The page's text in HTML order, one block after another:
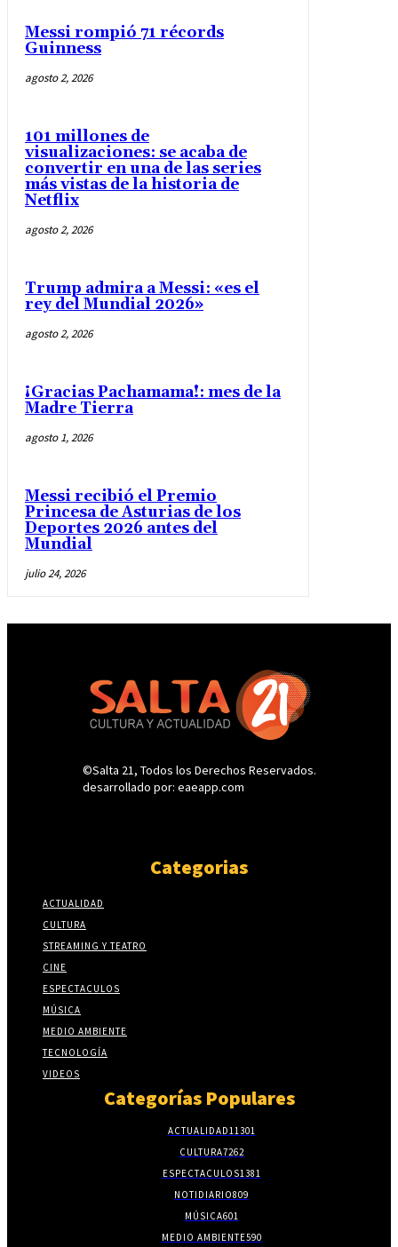
Messi rompió 71 récords
Guinness
agosto 2, 2026
101 millones de
visualizaciones: se acaba de
convertir en una de las series
más vistas de la historia de
Netflix
agosto 2, 2026
Trump admira a Messi: «es el
rey del Mundial 2026»
agosto 2, 2026
¡Gracias Pachamama!: mes de la
Madre Tierra
agosto 1, 2026
Messi recibió el Premio
Princesa de Asturias de los
Deportes 2026 antes del
Mundial
julio 24, 2026
©Salta 21, Todos los Derechos Reservados.
desarrollado por: eaeapp.com
Categorias
ACTUALIDAD
CULTURA
STREAMING Y TEATRO
CINE
ESPECTACULOS
MÚSICA
MEDIO AMBIENTE
TECNOLOGÍA
VIDEOS
Categorías Populares
ACTUALIDAD11301
CULTURA7262
ESPECTACULOS1381
NOTIDIARIO809
MÚSICA601
MEDIO AMBIENTE590